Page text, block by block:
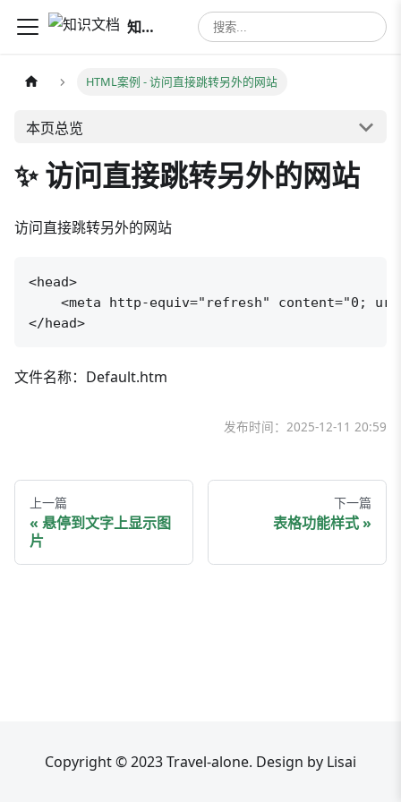
知识文档
HTML案例 - 访问直接跳转另外的网站
本页总览
✨ 访问直接跳转另外的网站
访问直接跳转另外的网站
<head>
<meta http-equiv="refresh" content="0;
</head>
文件名称：Default.htm
发布时间： 2025-12-11 20:59
上一篇
悬停到文字上显示图
片
下一篇
表格功能样式
Copyright © 2023 Travel-alone. Design by Lisai